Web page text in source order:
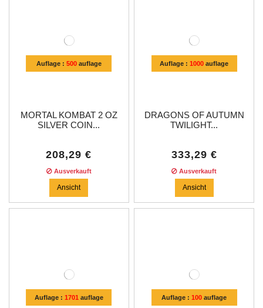
Auflage : 500auflage
MORTAL KOMBAT 2 OZ
SILVER COIN...
208,29 €
Ausverkauft
Ansicht
Auflage :1000 auflage
DRAGONS OF AUTUMN
TWILIGHT...
333,29 €
Ausverkauft
Ansicht
Auflage : 1701 auflage Auflage :100 auflage